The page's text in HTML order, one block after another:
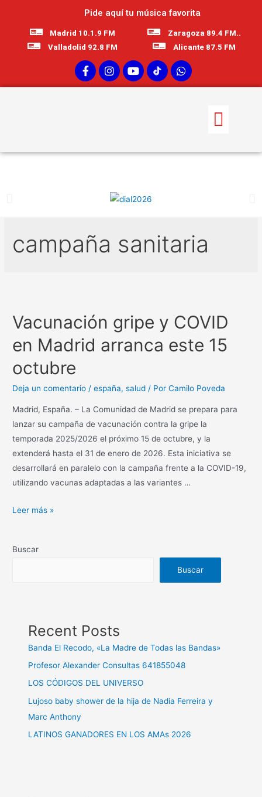
Pide aquí tu música favorita
Madrid 10.1.9 FM
Valladolid 92.8 FM
Zaragoza 89.4 FM..
Alicante 87.5 FM
campaña sanitaria
Vacunación gripe y COVID
en Madrid arranca este 15
octubre
Deja un comentario /españa,salud / PorCamilo Poveda
Madrid, España. – La Comunidad de Madrid se prepara para
lanzar su campaña de vacunación contra la gripe la
temporada 2025/2026 el próximo 15 de octubre, y la
extenderá hasta el 31 de enero de 2026. Esta iniciativa se
desarrollará en paralelo con la campaña frente a la COVID-19,
utilizando vacunas adaptadas a las variantes …
Leer más »
Buscar
Buscar
Recent Posts
Banda El Recodo, «La Madre de Todas las Bandas»
Profesor Alexander Consultas 641855048
LOS CÓDIGOS DEL UNIVERSO
Lujoso baby shower de la hija de Nadia Ferreira y
Marc Anthony
LATINOS GANADORES EN LOS AMAs 2026